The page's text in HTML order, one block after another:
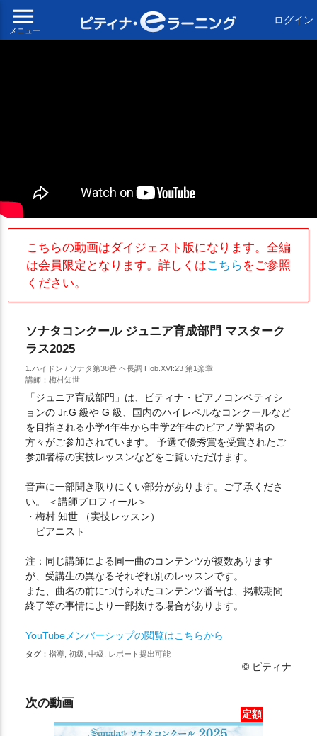
menu
メニュー
ログイン
こちらの動画はダイジェスト版になります。全編
は会員限定となります。詳しくはこちら をご参照
ください。
ソナタコンクール ジュニア育成部門 マスターク
ラス2025
1.ハイドン / ソナタ第38番 ヘ長調 Hob.XVI:23 第1楽章
講師：梅村知世
「ジュニア育成部門」は、ピティナ・ピアノコンペティシ
ョンの Jr.G 級や G 級、国内のハイレベルなコンクールなど
を目指される小学4年生から中学2年生のピアノ学習者の
方々がご参加されています。 予選で優秀賞を受賞されたご
参加者様の実技レッスンなどをご覧いただけます。
音声に一部聞き取りにくい部分があります。ご了承くださ
い。 ＜講師プロフィール＞
・梅村 知世 （実技レッスン）
ピアニスト
注：同じ講師による同一曲のコンテンツが複数あります
が、受講生の異なるそれぞれ別のレッスンです。
また、曲名の前につけられたコンテンツ番号は、掲載期間
終了等の事情により一部抜ける場合があります。
YouTubeメンバーシップの閲覧はこちらから
タグ： 指導, 初級, 中級, レポート提出可能
© ピティナ
次の動画
定額